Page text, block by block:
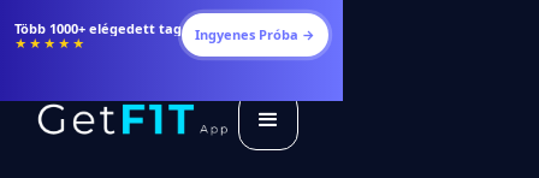
Több 1000+ elégedett tag
★★★★★ Ingyenes Próba →